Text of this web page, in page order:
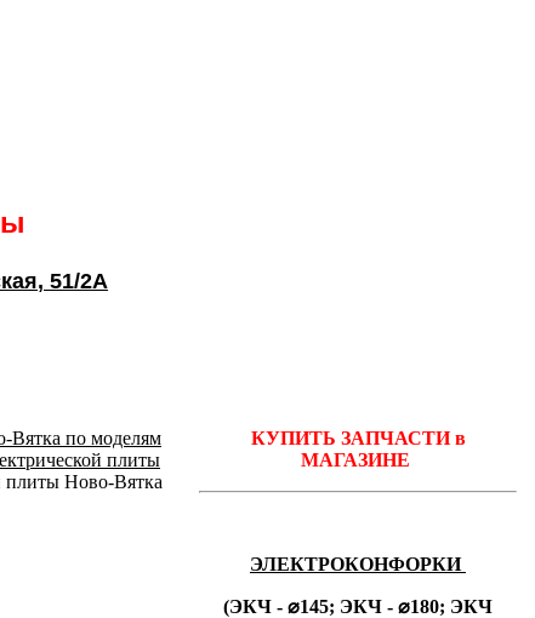
, 51/2А
Вятка по моделям
плиты
плиты Ново-Вятка
КУПИТЬ ЗАПЧАСТИ в
МАГАЗИНЕ
ЭЛЕКТРОКОНФОРКИ
(ЭКЧ - ⌀145; ЭКЧ - ⌀180; ЭКЧ